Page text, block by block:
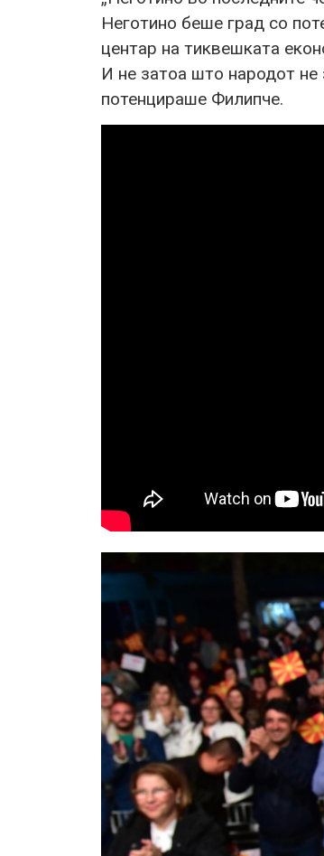
Неготино беше град со
центар на тиквешката
И не затоа што народот не
потенцираше Филипче.